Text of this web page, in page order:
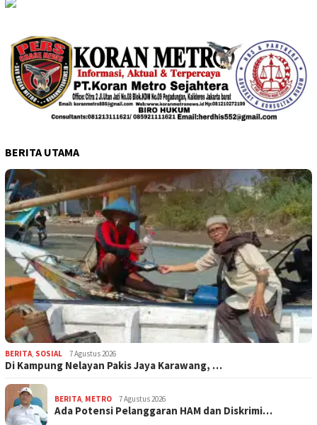
BERITA UTAMA
BERITA, SOSIAL 7 Agustus 2026
Di Kampung Nelayan Pakis Jaya Karawang, …
BERITA, METRO 7 Agustus 2026
Ada Potensi Pelanggaran HAM dan Diskrimi…